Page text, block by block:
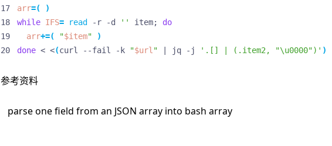
arr=(
)
while IFS= read -r -d '' item;
do
arr+=( "$item"
)
done < <(curl --fail -k "$url" jq -j '.[] | (.item2, "\u0000")' )
参考资料
parse one field from an JSON array into bash array